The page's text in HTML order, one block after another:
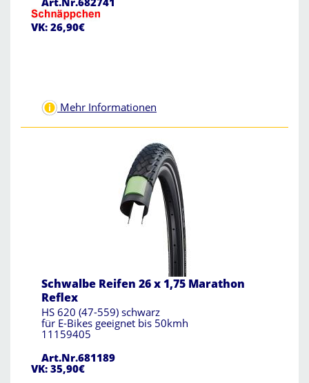
VK: 26,90€
Mehr Informationen
Schwalbe Reifen 26 x 1,75 Marathon
Reflex
HS 620 (47-559) schwarz
für E-Bikes geeignet bis 50kmh
11159405
Art.Nr.681189
VK: 35,90€